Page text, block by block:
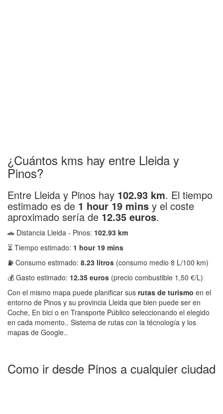
¿Cuántos kms hay entre Lleida y
Pinos?
Entre Lleida y Pinos hay 102.93 km. El tiempo
estimado es de 1 hour 19 mins y el coste
aproximado sería de 12.35 euros.
🚗 Distancia Lleida - Pinos: 102.93 km
⏳ Tiempo estimado: 1 hour 19 mins
⛽ Consumo estimado: 8.23 litros (consumo medio 8 L/100 km)
💰 Gasto estimado: 12.35 euros (precio combustible 1,50 €/L)
Con el mismo mapa puede planificar sus rutas de turismo en el
entorno de Pinos y su provincia Lleida que bien puede ser en
Coche, En bici o en Transporte Público seleccionando el elegido
en cada momento.. Sistema de rutas con la técnología y los
mapas de Google..
Como ir desde Pinos a cualquier ciudad